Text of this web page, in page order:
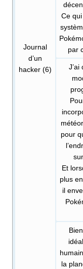
Journal
d’un
hacker (6)
Ce
par
pour
Et
plus
il
la